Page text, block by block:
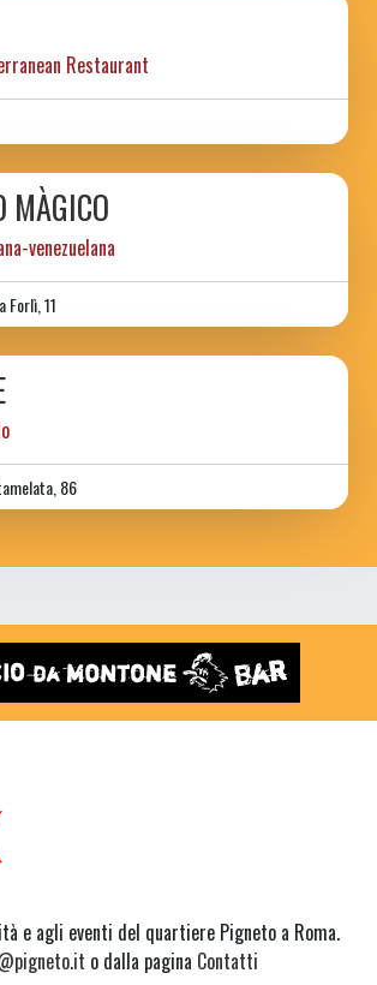
Restaurant
MÀGICO
venezuelana
Forlì, 11
86
e agli eventi del quartiere Pigneto a Roma.
o dalla pagina Contatti